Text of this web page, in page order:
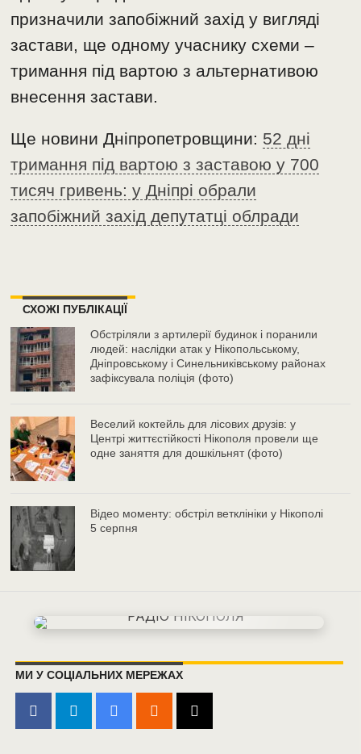
призначили запобіжний захід у вигляді
застави, ще одному учаснику схеми –
тримання під вартою з альтернативою
внесення застави.
Ще новини Дніпропетровщини: 52 дні
тримання під вартою з заставою у 700
тисяч гривень: у Дніпрі обрали
запобіжний захід депутатці облради
СХОЖІ ПУБЛІКАЦІЇ
Обстріляли з артилерії будинок і поранили
людей: наслідки атак у Нікопольському,
Дніпровському і Синельниківському районах
зафіксувала поліція (фото)
Веселий коктейль для лісових друзів: у
Центрі життєстійкості Нікополя провели ще
одне заняття для дошкільнят (фото)
Відео моменту: обстріл ветклініки у Нікополі
5 серпня
МИ У СОЦІАЛЬНИХ МЕРЕЖАХ